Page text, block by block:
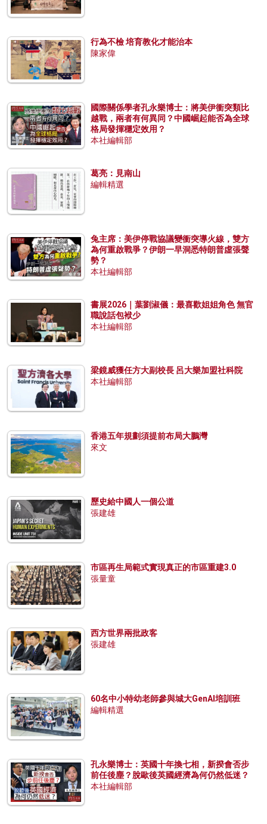
行為不檢 培育教化才能治本
陳家偉
國際關係學者孔永樂博士：將美伊衝突類比
越戰，兩者有何異同？中國崛起能否為全球
格局發揮穩定效用？
本社編輯部
葛亮：見南山
編輯精選
兔主席：美伊停戰協議變衝突導火線，雙方
為何重啟戰爭？伊朗一早洞悉特朗普虛張聲
勢？
本社編輯部
書展2026｜葉劉淑儀：最喜歡姐姐角色 無官
職說話包袱少
本社編輯部
梁鏡威獲任方大副校長 呂大樂加盟社科院
本社編輯部
香港五年規劃須提前布局大鵬灣
來文
歷史給中國人一個公道
張建雄
市區再生局範式實現真正的市區重建3.0
張量童
西方世界兩批政客
張建雄
60名中小特幼老師參與城大GenAI培訓班
編輯精選
孔永樂博士：英國十年換七相，新揆會否步
前任後塵？脫歐後英國經濟為何仍然低迷？
本社編輯部